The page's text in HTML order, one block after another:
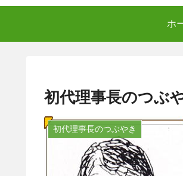
ホ
初代理事長のつぶ
初代理事長のつぶやき